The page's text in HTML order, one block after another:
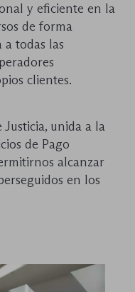
y eficiente en la
de forma
a todas las
clientes.
unida a la
de Pago
alcanzar
en los